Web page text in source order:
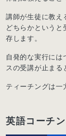
講師が生徒に教え
どちらかというと
存します。
自発的な実行には
スの受講が止まる
ティーチングは一
英語コーチ